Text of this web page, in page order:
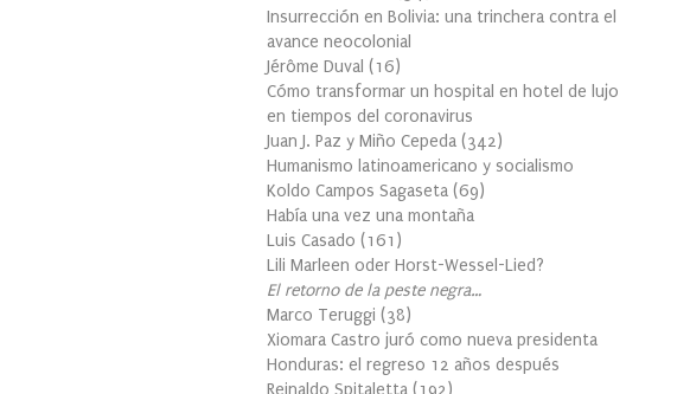
Insurrección en Bolivia: una trinchera contra el
avance neocolonial
Jérôme Duval (16)
Cómo transformar un hospital en hotel de lujo
en tiempos del coronavirus
Juan J. Paz y Miño Cepeda (342)
Humanismo latinoamericano y socialismo
Koldo Campos Sagaseta (69)
Había una vez una montaña
Luis Casado (161 )
Lili Marleen oder Horst-Wessel-Lied?
El retorno de la peste negra…
Marco Teruggi (38)
Xiomara Castro juró como nueva presidenta
Honduras: el regreso 12 años después